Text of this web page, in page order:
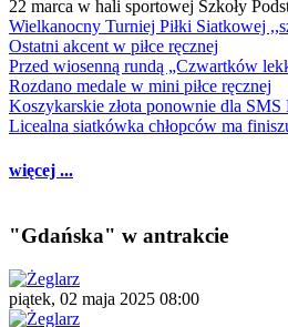
22 marca w hali sportowej Szkoły
Wielkanocny Turniej Piłki Siatkowej
Ostatni akcent w piłce ręcznej
Przed wiosenną rundą „Czwartków
Rozdano medale w mini piłce ręcznej
Koszykarskie złota ponownie dla SMS
Licealna siatkówka chłopców ma
więcej ...
"Gdańska" w antrakcie
piątek, 02 maja 2025 08:00